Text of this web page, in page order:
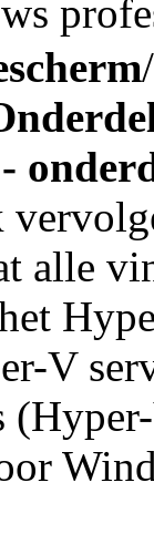
/
alle
V